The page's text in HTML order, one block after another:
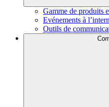
Gamme de produits
Evénements à
Outils de